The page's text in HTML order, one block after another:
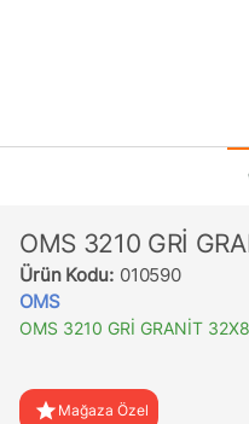
OMS 3210 GRİ
Ürün Kodu: 010590
OMS
OMS 3210 GRİ GRANİT
star Mağaza Özel